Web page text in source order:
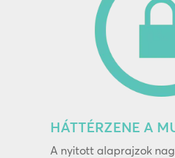
HÁTTÉRZENE A
A nyitott alaprajzok